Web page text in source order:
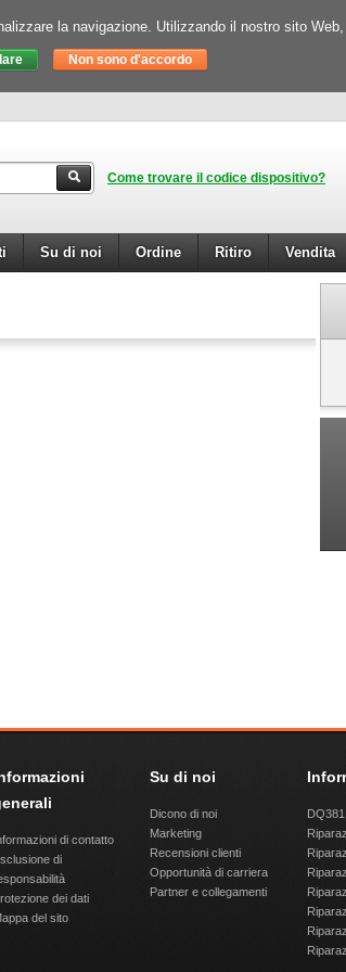
la navigazione. Utilizzando il nostro sito
Come trovare il codice dispositivo?
Su di noi Ordine Ritiro Vendita
di contatto
di
dei dati
del sito
Su di noi
Dicono di noi
Marketing
Recensioni clienti
Opportunità di carriera
Partner e collegamenti